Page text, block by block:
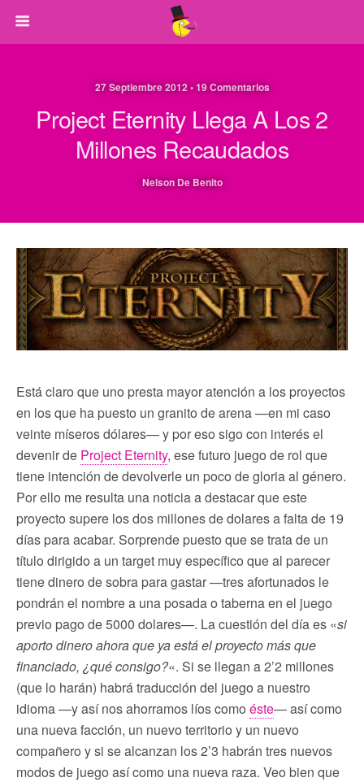
27 Septiembre 2012 • 19 Comentarios
Project Eternity Llega A Los 2
Millones Recaudados
Nelson De Benito
Está claro que uno presta mayor atención a los proyectos
en los que ha puesto un granito de arena —en mi caso
veinte míseros dólares— y por eso sigo con interés el
devenir de Project Eternity, ese futuro juego de rol que
tiene intención de devolverle un poco de gloria al género.
Por ello me resulta una noticia a destacar que este
proyecto supere los dos millones de dolares a falta de 19
días para acabar. Sorprende puesto que se trata de un
título dirigido a un target muy específico que al parecer
tiene dinero de sobra para gastar —tres afortunados le
pondrán el nombre a una posada o taberna en el juego
previo pago de 5000 dolares—. La cuestión del día es «si
aporto dinero ahora que ya está el proyecto más que
financiado, ¿qué consigo?«. Si se llegan a 2’2 millones
(que lo harán) habrá traducción del juego a nuestro
idioma —y así nos ahorramos líos como éste— así como
una nueva facción, un nuevo territorio y un nuevo
compañero y si se alcanzan los 2’3 habrán tres nuevos
modos de juego así como una nueva raza. Veo bien que